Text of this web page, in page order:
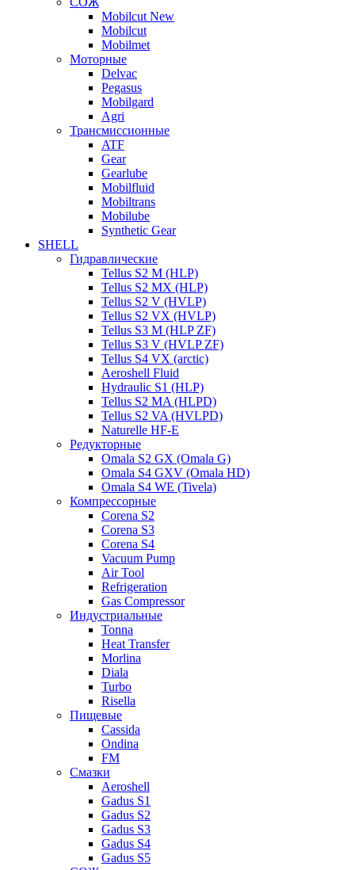
Mobilcut New
Mobilcut
Mobilmet
Моторные
Delvac
Pegasus
Mobilgard
Agri
Трансмиссионные
ATF
Gear
Gearlube
Mobilfluid
Mobiltrans
Mobilube
Synthetic Gear
SHELL
Гидравлические
Tellus S2 M (HLP)
Tellus S2 MХ (HLP)
Tellus S2 V (HVLP)
Tellus S2 VX (HVLP)
Tellus S3 M (HLP ZF)
Tellus S3 V (HVLP ZF)
Tellus S4 VX (arctic)
Aeroshell Fluid
Hydraulic S1 (HLP)
Tellus S2 MA (HLPD)
Tellus S2 VA (HVLPD)
Naturelle HF-E
Редукторные
Omala S2 GX (Omala G)
Omala S4 GXV (Omala HD)
Omala S4 WE (Tivela)
Компрессорные
Corena S2
Corena S3
Corena S4
Vacuum Pump
Air Tool
Refrigeration
Gas Compressor
Индустриальные
Tonna
Heat Transfer
Morlina
Diala
Turbo
Risella
Пищевые
Cassida
Ondina
FM
Смазки
Aeroshell
Gadus S1
Gadus S2
Gadus S3
Gadus S4
Gadus S5